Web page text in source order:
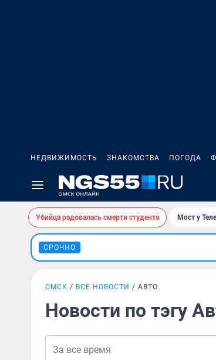
НЕДВИЖИМОСТЬ ЗНАКОМСТВА ПОГОДА
Убийца радовалась смерти студента Мост у
СРОЧНО
ОМСК ВСЕ НОВОСТИ АВТО
Новости по тэгу